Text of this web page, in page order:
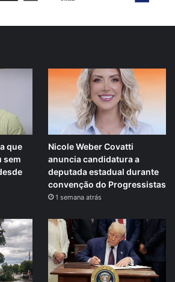
que
sem
Nicole Weber Covatti
anuncia candidatura a
deputada estadual durante
convenção do Progressistas
1 semana atrás